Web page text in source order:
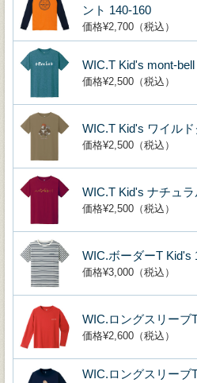
ント 140-160
価格¥2,700（税込）
WIC.T Kid's mont-
価格¥2,500（税込）
WIC.T Kid's ワイル
価格¥2,500（税込）
WIC.T Kid's ナチュ
価格¥2,500（税込）
WIC.ボーダーT Kid's
価格¥3,000（税込）
WIC.ロングスリーブ
価格¥2,600（税込）
WIC.ロングスリーブ